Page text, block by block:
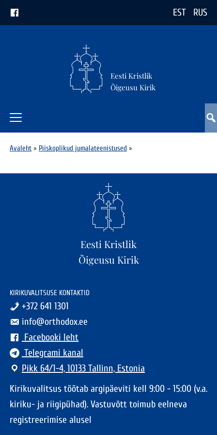
EST RUS
Eesti Kristlik
Õigeusu Kirik
Avaleht » Piiskoplikud jumalateenistused »
Eesti Kristlik
Õigeusu Kirik
KIRIKUVALITSUSE KONTAKTID
+372 641 1301
info@orthodox.ee
Facebooki leht
Telegrami kanal
Pikk 64/1-4, 10133 Tallinn, Estonia
Kirikuvalitsus töötab argipäeviti kell 9:00 - 15:00 (v.a.
kiriku- ja riigipühad). Vastuvõtt toimub eelneva
registreerimise alusel